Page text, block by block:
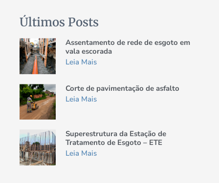
Últimos Posts
Assentamento de rede de esgoto em
vala escorada
Leia Mais
Corte de pavimentação de asfalto
Leia Mais
Superestrutura da Estação de
Tratamento de Esgoto – ETE
Leia Mais